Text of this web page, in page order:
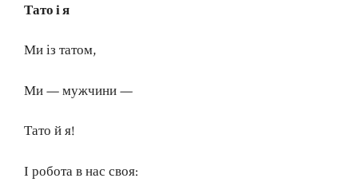
Тато і я
Ми із татом,
Ми — мужчини —
Тато й я!
І робота в нас своя: